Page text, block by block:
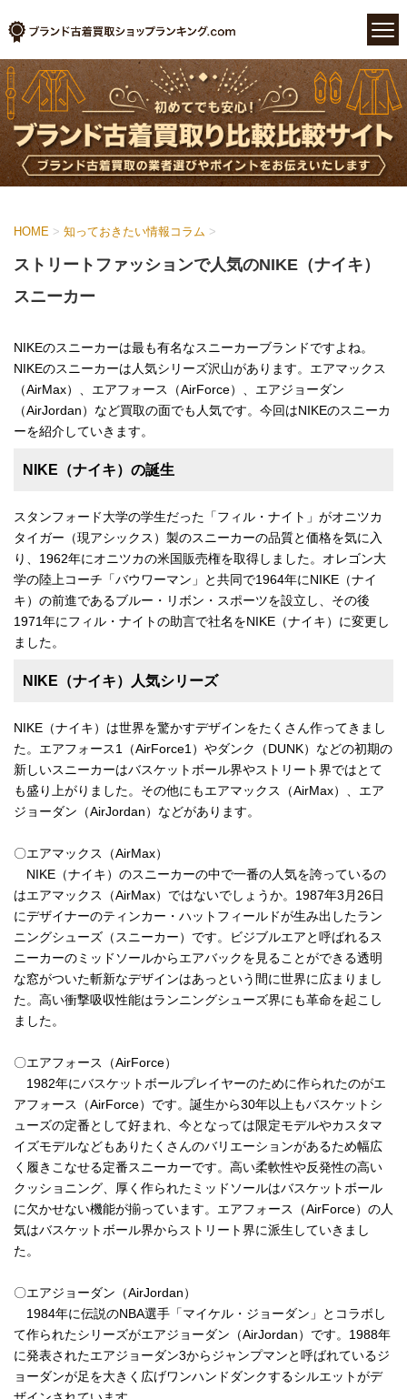
HOME > 知っておきたい情報コラム >
ストリートファッションで人気のNIKE（ナイキ）
スニーカー
NIKEのスニーカーは最も有名なスニーカーブランドですよね。
NIKEのスニーカーは人気シリーズ沢山があります。エアマックス
（AirMax）、エアフォース（AirForce）、エアジョーダン
（AirJordan）など買取の面でも人気です。今回はNIKEのスニーカ
ーを紹介していきます。
NIKE（ナイキ）の誕生
スタンフォード大学の学生だった「フィル・ナイト」がオニツカ
タイガー（現アシックス）製のスニーカーの品質と価格を気に入
り、1962年にオニツカの米国販売権を取得しました。オレゴン大
学の陸上コーチ「バウワーマン」と共同で1964年にNIKE（ナイ
キ）の前進であるブルー・リボン・スポーツを設立し、その後
1971年にフィル・ナイトの助言で社名をNIKE（ナイキ）に変更し
ました。
NIKE（ナイキ）人気シリーズ
NIKE（ナイキ）は世界を驚かすデザインをたくさん作ってきまし
た。エアフォース1（AirForce1）やダンク（DUNK）などの初期の
新しいスニーカーはバスケットボール界やストリート界ではとて
も盛り上がりました。その他にもエアマックス（AirMax）、エア
ジョーダン（AirJordan）などがあります。
〇エアマックス（AirMax）
NIKE（ナイキ）のスニーカーの中で一番の人気を誇っているの
はエアマックス（AirMax）ではないでしょうか。1987年3月26日
にデザイナーのティンカー・ハットフィールドが生み出したラン
ニングシューズ（スニーカー）です。ビジブルエアと呼ばれるス
ニーカーのミッドソールからエアバックを見ることができる透明
な窓がついた斬新なデザインはあっという間に世界に広まりまし
た。高い衝撃吸収性能はランニングシューズ界にも革命を起こし
ました。
〇エアフォース（AirForce）
1982年にバスケットボールプレイヤーのために作られたのがエ
アフォース（AirForce）です。誕生から30年以上もバスケットシ
ューズの定番として好まれ、今となっては限定モデルやカスタマ
イズモデルなどもありたくさんのバリエーションがあるため幅広
く履きこなせる定番スニーカーです。高い柔軟性や反発性の高い
クッショニング、厚く作られたミッドソールはバスケットボール
に欠かせない機能が揃っています。エアフォース（AirForce）の人
気はバスケットボール界からストリート界に派生していきまし
た。
〇エアジョーダン（AirJordan）
1984年に伝説のNBA選手「マイケル・ジョーダン」とコラボし
て作られたシリーズがエアジョーダン（AirJordan）です。1988年
に発表されたエアジョーダン3からジャンプマンと呼ばれているジ
ョーダンが足を大きく広げワンハンドダンクするシルエットがデ